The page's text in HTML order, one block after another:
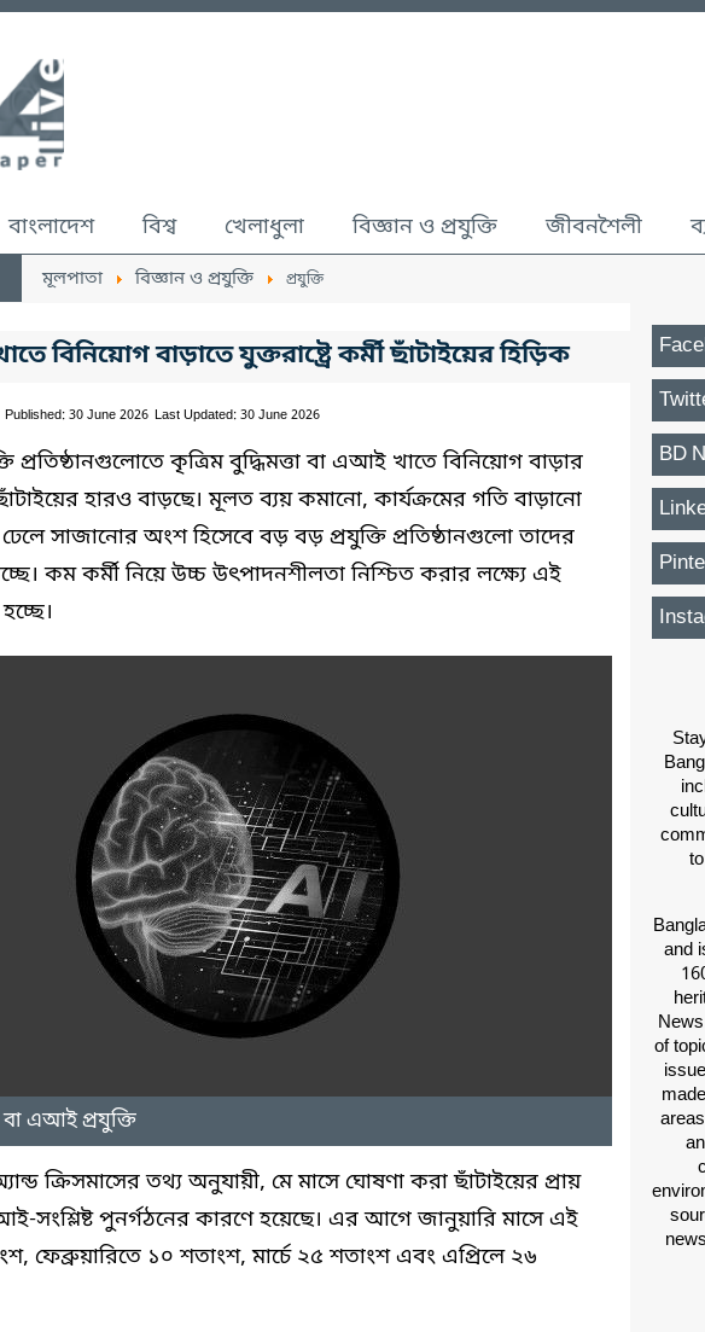
বাংলাদেশ বিশ্ব খেলাধুলা বিজ্ঞান ও প্রযুক্তি জীবনশৈলী
মূলপাতা বিজ্ঞান ও প্রযুক্তি প্রযুক্তি
বিনিয়োগ বাড়াতে যুক্তরাষ্ট্রে কর্মী ছাঁটাইয়ের হিড়িক
Published: 30 June 2026 Last Updated: 30 June 2026
প্রতিষ্ঠানগুলোতে কৃত্রিম বুদ্ধিমত্তা বা এআই খাতে বিনিয়োগ বাড়ার
ছাঁটাইয়ের হারও বাড়ছে। মূলত ব্যয় কমানো, কার্যক্রমের গতি বাড়ানো
সাজানোর অংশ হিসেবে বড় বড় প্রযুক্তি প্রতিষ্ঠানগুলো তাদের
কম কর্মী নিয়ে উচ্চ উৎপাদনশীলতা নিশ্চিত করার লক্ষ্যে এই
বা এআই প্রযুক্তি
ক্রিসমাসের তথ্য অনুযায়ী, মে মাসে ঘোষণা করা ছাঁটাইয়ের প্রায়
সংশ্লিষ্ট পুনর্গঠনের কারণে হয়েছে। এর আগে জানুয়ারি মাসে এই
ফেব্রুয়ারিতে ১০ শতাংশ, মার্চে ২৫ শতাংশ এবং এপ্রিলে ২৬
BD
and
of